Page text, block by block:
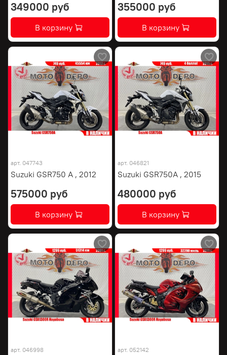
349000 руб
В корзину
355000 руб
В корзину
арт. 047743
Suzuki GSR750 A , 2012
575000 руб
В корзину
арт. 046821
Suzuki GSR750A , 2015
480000 руб
В корзину
арт. 046998 арт. 052142